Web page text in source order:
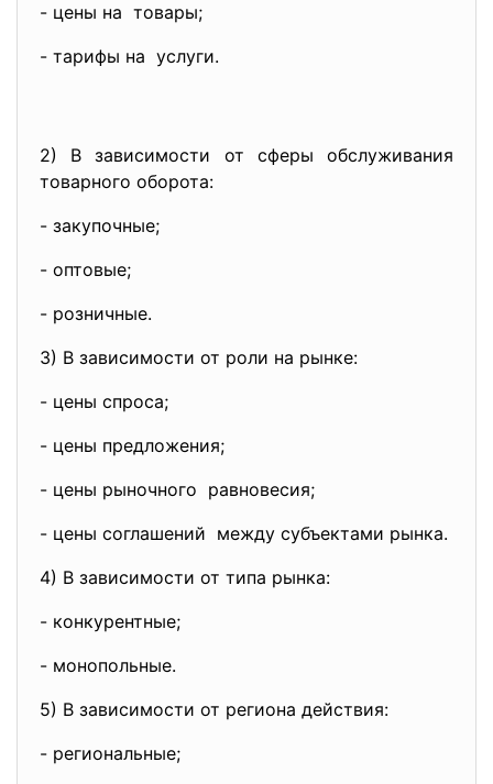
- цены на товары;
- тарифы на услуги.
2) В зависимости от сферы обслуживания
товарного оборота:
- закупочные;
- оптовые;
- розничные.
3) В зависимости от роли на рынке:
- цены спроса;
- цены предложения;
- цены рыночного равновесия;
- цены соглашений между субъектами рынка.
4) В зависимости от типа рынка:
- конкурентные;
- монопольные.
5) В зависимости от региона действия:
- региональные;